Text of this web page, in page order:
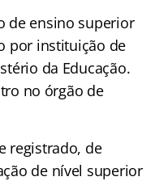
de ensino superior
por instituição de
da Educação.
no órgão de
registrado, de
de nível superior